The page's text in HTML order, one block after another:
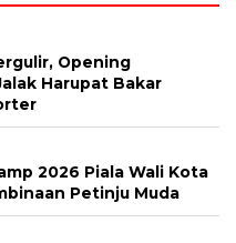
Opening
Harupat Bakar
2026 Piala Wali Kota
Petinju Muda